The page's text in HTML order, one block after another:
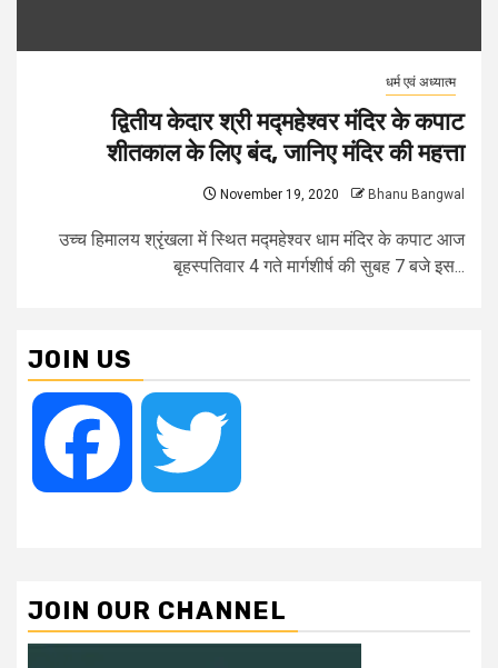
धर्म एवं अध्यात्म
द्वितीय केदार श्री मद्महेश्वर मंदिर के कपाट
शीतकाल के लिए बंद, जानिए मंदिर की महत्ता
November 19, 2020 Bhanu Bangwal
उच्च हिमालय श्रृंखला में स्थित मद्महेश्वर धाम मंदिर के कपाट आज
बृहस्पतिवार 4 गते मार्गशीर्ष की सुबह 7 बजे इस...
JOIN US
Facebook
JOIN OUR CHANNEL